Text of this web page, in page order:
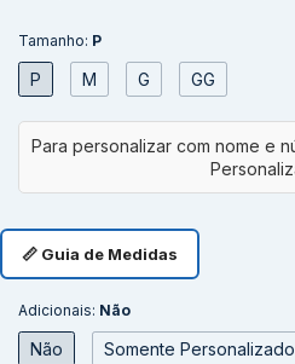
Tamanho: P
P M G GG
📏 Guia de Medidas
Adicionais: Não
Não Somente Personalizado